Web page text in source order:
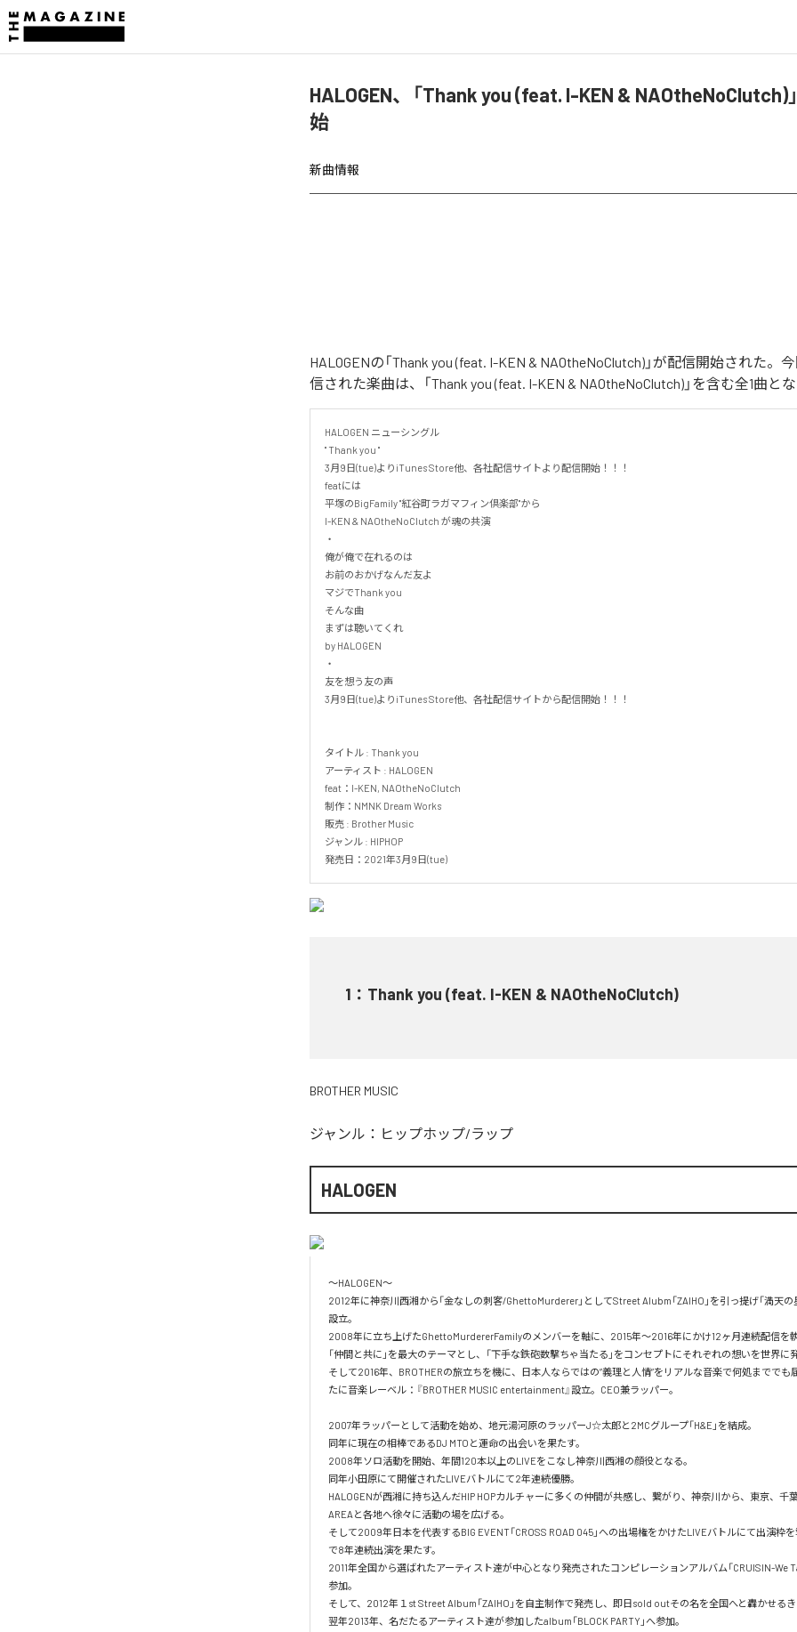
HALOGEN、「Thank you (feat. I-KEN & NAOtheNoClutch)
始
新曲情報
HALOGENの「Thank you (feat. I-KEN & NAOtheNoClutch)」が配信開始された。
信された楽曲は、「Thank you (feat. I-KEN & NAOtheNoClutch)」を含む全1曲とな
HALOGEN ニューシングル
" Thank you "
3月9日(tue)よりiTunes Store他、各社配信サイトより配信開始！！！
featには
平塚のBigFamily "紅谷町ラガマフィン倶楽部"から
I-KEN & NAOtheNoClutch が魂の共演
・
俺が俺で在れるのは
お前のおかげなんだ友よ
マジでThank you
そんな曲
まずは聴いてくれ
by HALOGEN
・
友を想う友の声
3月9日(tue)よりiTunes Store他、各社配信サイトから配信開始！！！
タイトル : Thank you
アーティスト : HALOGEN
feat：I-KEN, NAOtheNoClutch
制作：NMNK Dream Works
販売 : Brother Music
ジャンル : HIPHOP
発売日：2021年3月9日(tue)
1 ： Thank you (feat. I-KEN & NAOtheNoClutch)
BROTHER MUSIC
ジャンル： ヒップホップ/ラップ
HALOGEN
〜HALOGEN〜
2012年に神奈川西湘から「金なしの刺客/GhettoMurderer」としてStreet Alubm「ZAIHO」を引っ提げ「満天の
設立。
2008年に立ち上げたGhettoMurdererFamilyのメンバーを軸に、2015年〜2016年にかけ12ヶ月連続配信を執
「仲間と共に」を最大のテーマとし、「下手な鉄砲数撃ちゃ当たる」をコンセプトにそれぞれの想いを世界に発
そして2016年、BROTHERの旅立ちを機に、日本人ならではの”義理と人情”をリアルな音楽で何処まででも
たに音楽レーベル：『BROTHER MUSIC entertainment』設立。CEO兼ラッパー。
2007年ラッパーとして活動を始め、地元湯河原のラッパーJ☆太郎と2MCグループ「H&E」を結成。
同年に現在の相棒であるDJ MTOと運命の出会いを果たす。
2008年ソロ活動を開始、年間120本以上のLIVEをこなし神奈川西湘の顔役となる。
同年小田原にて開催されたLIVEバトルにて2年連続優勝。
HALOGENが西湘に持ち込んだHIP HOPカルチャーに多くの仲間が共感し、繋がり、神奈川から、東京、千
AREAと各地へ徐々に活動の場を広げる。
そして2009年日本を代表するBIG EVENT「CROSS ROAD 045」への出場権をかけたLIVEバトルにて出演枠
で8年連続出演を果たす。
2011年全国から選ばれたアーティスト達が中心となり発売されたコンピレーションアルバム「CRUISIN-We
参加。
そして、2012年１st Street Album「ZAIHO」を自主制作で発売し、即日sold outその名を全国へと轟かせるき
翌年2013年、名だたるアーティスト達が参加したalbum「BLOCK PARTY」へ参加。